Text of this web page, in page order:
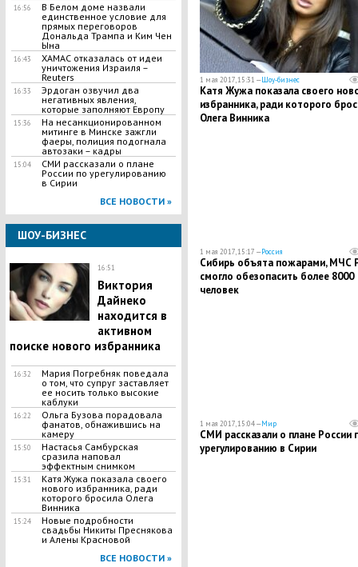
16:56
В Белом доме назвали
единственное условие для
прямых переговоров
Дональда Трампа и Ким Чен
Ына
16:43
ХАМАС отказалась от идеи
уничтожения Израиля –
Reuters
16:33
Эрдоган озвучил два
негативных явления,
которые заполняют Европу
15:36
На несанкционированном
митинге в Минске зажгли
фаеры, полиция подогнала
автозаки – кадры
15:04
СМИ рассказали о плане
России по урегулированию
в Сирии
ВСЕ НОВОСТИ »
ШОУ-БИЗНЕС
16:51
Виктория
Дайнеко
находится в
активном
поиске нового избранника
16:32
Мария Погребняк поведала
о том, что супруг заставляет
ее носить только высокие
каблуки
16:22
Ольга Бузова порадовала
фанатов, обнажившись на
камеру
15:50
Настасья Самбурская
сразила наповал
эффектным снимком
15:31
Катя Жужа показала своего
нового избранника, ради
которого бросила Олега
Винника
15:24
Новые подробности
свадьбы Никиты Преснякова
и Алены Красновой
ВСЕ НОВОСТИ »
1 мая 2017, 15:31 —Шоу-бизнес
Катя Жужа показала своего
избранника, ради которого
Олега Винника
1 мая 2017, 15:17 —Россия
Сибирь объята пожарами, МЧС
смогло обезопасить более 8000
человек
1 мая 2017, 15:04 —Мир
СМИ рассказали о плане России
урегулированию в Сирии